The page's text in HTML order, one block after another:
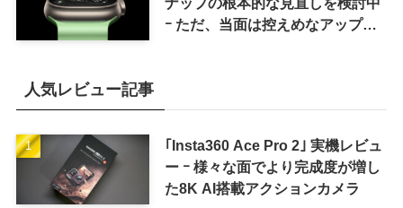
ｰ ただ、当面は控えめなアップグ
人気レビュー記事
｢Insta360 Ace Pro 2｣ 実機レビュ
ー ｰ 様々な面でより完成度が増し
た8K AI搭載アクションカメラ